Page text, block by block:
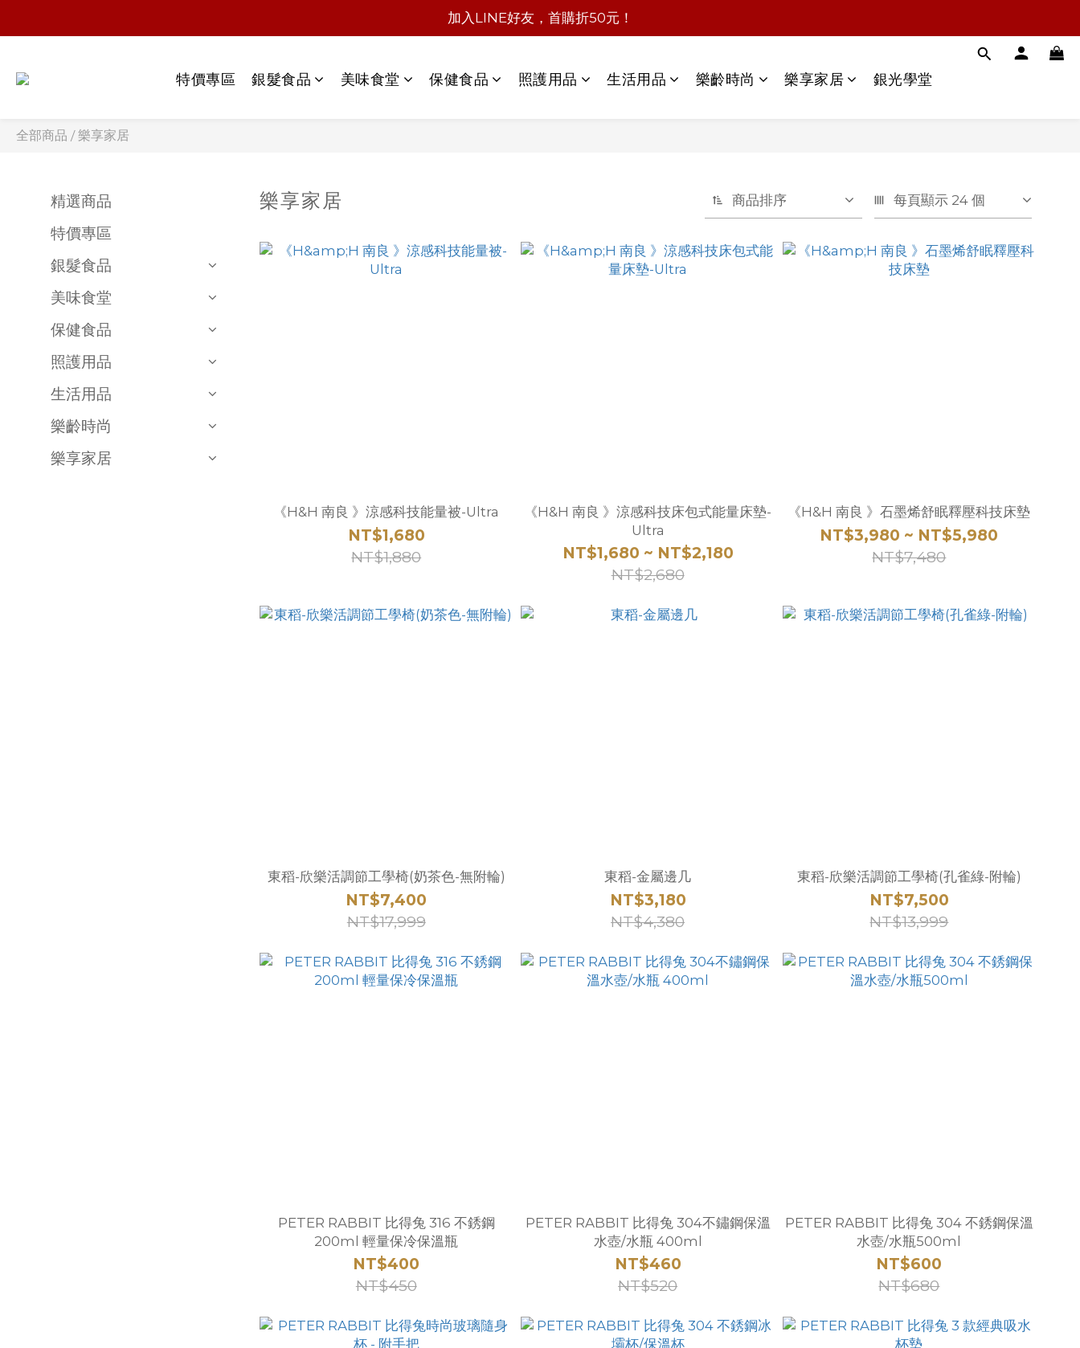
加入LINE好友，首購折50元！
特價專區 銀髮食品 美味食堂 保健食品 照護用品 生活用品 樂齡時尚 樂享家居 銀光學堂
全部商品 /樂享家居
精選商品
特價專區
銀髮食品
美味食堂
保健食品
照護用品
生活用品
樂齡時尚
樂享家居
樂享家居 商品排序 每頁顯示 24 個
《H&H 南良 》涼感科技能量被-Ultra
NT$1,680
NT$1,880
《H&H 南良 》涼感科技床包式能量床墊-
Ultra
NT$1,680 ~ NT$2,180
NT$2,680
《H&H 南良 》石墨烯舒眠釋壓科技床墊
NT$3,980 ~ NT$5,980
NT$7,480
東稻-欣樂活調節工學椅(奶茶色-無附輪)
NT$7,400
NT$17,999
東稻-金屬邊几
NT$3,180
NT$4,380
東稻-欣樂活調節工學椅(孔雀綠-附輪)
NT$7,500
NT$13,999
PETER RABBIT 比得兔 316 不銹鋼
200ml 輕量保冷保溫瓶
NT$400
NT$450
PETER RABBIT 比得兔 304不鏽鋼保溫
水壺/水瓶 400ml
NT$460
NT$520
PETER RABBIT 比得兔 304 不銹鋼保溫
水壺/水瓶500ml
NT$600
NT$680